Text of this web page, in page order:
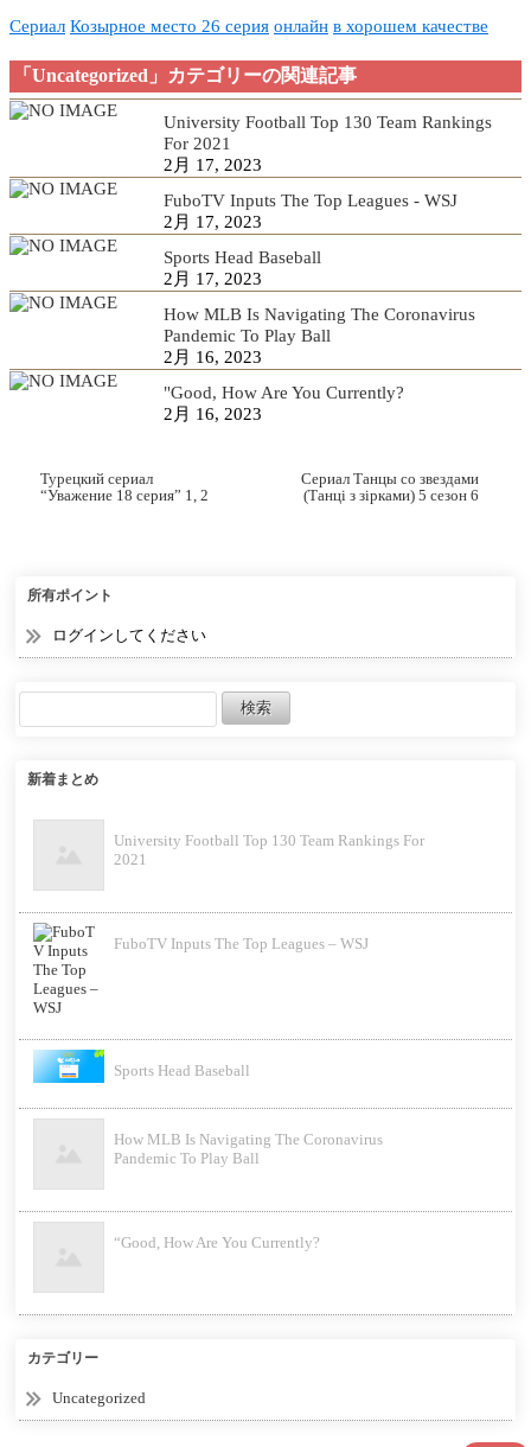
Сериал Козырное место 26 серия онлайн в хорошем качестве
「Uncategorized」カテゴリーの関連記事
University Football Top 130 Team Rankings
For 2021
2月 17, 2023
FuboTV Inputs The Top Leagues - WSJ
2月 17, 2023
Sports Head Baseball
2月 17, 2023
How MLB Is Navigating The Coronavirus
Pandemic To Play Ball
2月 16, 2023
"Good, How Are You Currently?
2月 16, 2023
Турецкий сериал
“Уважение 18 серия” 1, 2
Сериал Танцы со звездами
(Танцi з зiрками) 5 сезон 6
所有ポイント
ログインしてください
新着まとめ
University Football Top 130 Team Rankings For
2021
FuboTV Inputs The Top Leagues – WSJ
Sports Head Baseball
How MLB Is Navigating The Coronavirus
Pandemic To Play Ball
“Good, How Are You Currently?
カテゴリー
Uncategorized